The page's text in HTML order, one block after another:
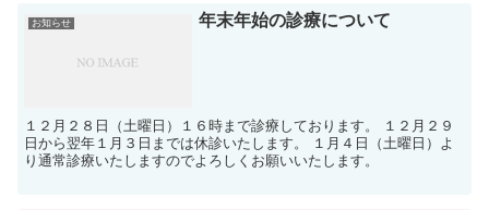
お知らせ 年末年始の診療について
１２月２８日（土曜日）１６時まで診療しております。 １２月２９
日から翌年１月３日までは休診いたします。 １月４日（土曜日）よ
り通常診療いたしますのでよろしくお願いいたします。